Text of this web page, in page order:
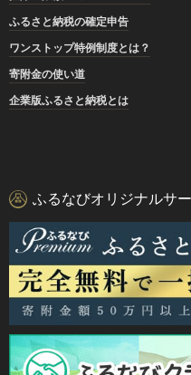
ふるさと納税の確定申告
ワンストップ特例制度とは？
寄附金の使い道
企業版ふるさと納税とは
ふるなびオリジナルサ